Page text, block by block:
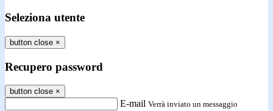
Seleziona utente
button close ×
Recupero password
button close ×
E-mail Verrà inviato un messaggio